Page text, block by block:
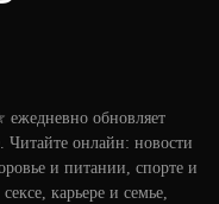
обновляет
онлайн: новости
и питании, спорте и
карьере и семье,